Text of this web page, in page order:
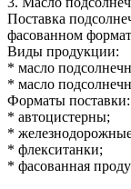
Поставка
фасованном
Виды продукции:
* масло
* масло
Форматы поставки:
* автоцистерны;
*
* флекситанки;
* фасованная